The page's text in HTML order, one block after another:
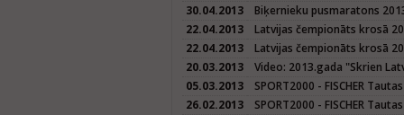
30.04.2013
Biķernieku pusmaratons
22.04.2013
Latvijas čempionāts krosā
22.04.2013
Latvijas čempionāts krosā
20.03.2013
Video: 2013.gada "Skrien
05.03.2013
SPORT2000 - FISCHER
26.02.2013
SPORT2000 - FISCHER